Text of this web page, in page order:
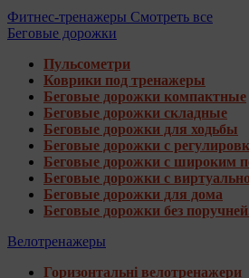
Фитнес-тренажеры Смотреть все
Беговые дорожки
Пульсометри
Коврики под тренажеры
Беговые дорожки компактные
Беговые дорожки складные
Беговые дорожки для ходьбы
Беговые дорожки с
Беговые дорожки с широким
Беговые дорожки с
Беговые дорожки для дома
Беговые дорожки без
Велотренажеры
Горизонтальні велотренажери